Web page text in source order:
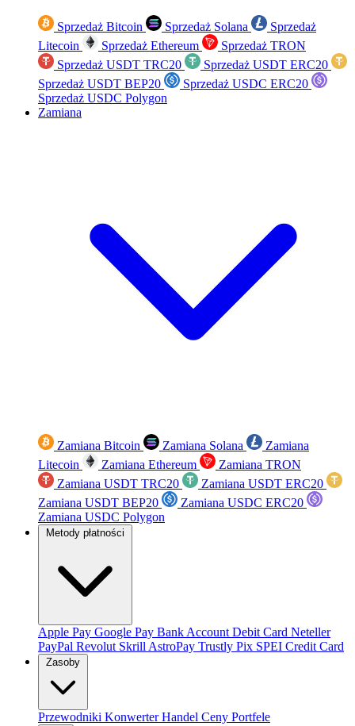
Sprzedaż Bitcoin Sprzedaż Solana
Sprzedaż
Litecoin
Sprzedaż Ethereum
Sprzedaż TRON
Sprzedaż USDT TRC20
Sprzedaż USDT ERC20
Sprzedaż USDT BEP20
Sprzedaż USDC ERC20
Sprzedaż USDC Polygon
Zamiana
Zamiana Bitcoin Zamiana Solana
Zamiana
Litecoin
Zamiana Ethereum
Zamiana TRON
Zamiana USDT TRC20
Zamiana USDT ERC20
Zamiana USDT BEP20
Zamiana USDC ERC20
Zamiana USDC Polygon
Metody płatności
Apple Pay Google Pay Bank Account Debit Card Neteller
PayPal Revolut Skrill AstroPay Trustly Pix SPEI Credit Card
Zasoby
Przewodniki KonwerterHandel Ceny Portfele